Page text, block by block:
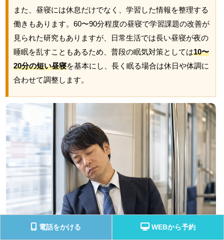
また、昼寝には休息だけでなく、学習した情報を整理する
働きもあります。60〜90分程度の昼寝で学習課題の改善が
見られた研究もありますが、日常生活では長い昼寝が夜の
睡眠を乱すこともあるため、普段の眠気対策としては10〜
20分の短い昼寝を基本にし、長く眠る場合は休日や体調に
合わせて調整します。
電話をかける WEBから予約